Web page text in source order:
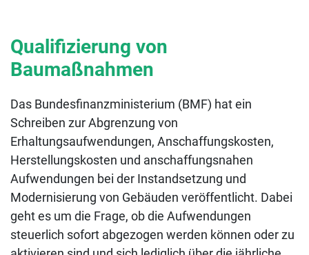
Qualifizierung von
Baumaßnahmen
Das Bundesfinanzministerium (BMF) hat ein
Schreiben zur Abgrenzung von
Erhaltungsaufwendungen, Anschaffungskosten,
Herstellungskosten und anschaffungsnahen
Aufwendungen bei der Instandsetzung und
Modernisierung von Gebäuden veröffentlicht. Dabei
geht es um die Frage, ob die Aufwendungen
steuerlich sofort abgezogen werden können oder zu